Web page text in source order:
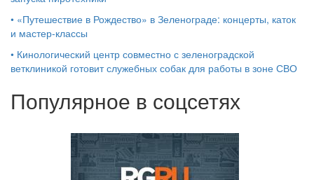
• «Путешествие в Рождество» в Зеленограде: концерты, каток
и мастер‑классы
• Кинологический центр совместно с зеленоградской
ветклиникой готовит служебных собак для работы в зоне СВО
Популярное в соцсетях